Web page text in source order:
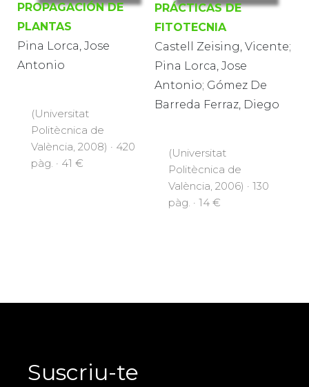
PROPAGACIÓN DE
PLANTAS
Pina Lorca, Jose
Antonio
(Universitat
Politècnica de
València, 2008) · 420
pàg. · 41 €
PRÁCTICAS DE
FITOTECNIA
Castell Zeising, Vicente;
Pina Lorca, Jose
Antonio; Gómez De
Barreda Ferraz, Diego
(Universitat
Politècnica de
València, 2006) · 130
pàg. · 14 €
Suscriu-te